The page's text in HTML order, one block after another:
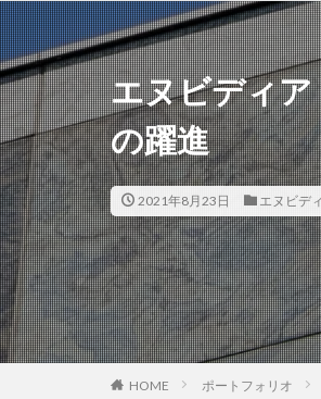
エヌビディ
の躍進
2021年8月23日 エヌビデ
HOME ポートフォリオ